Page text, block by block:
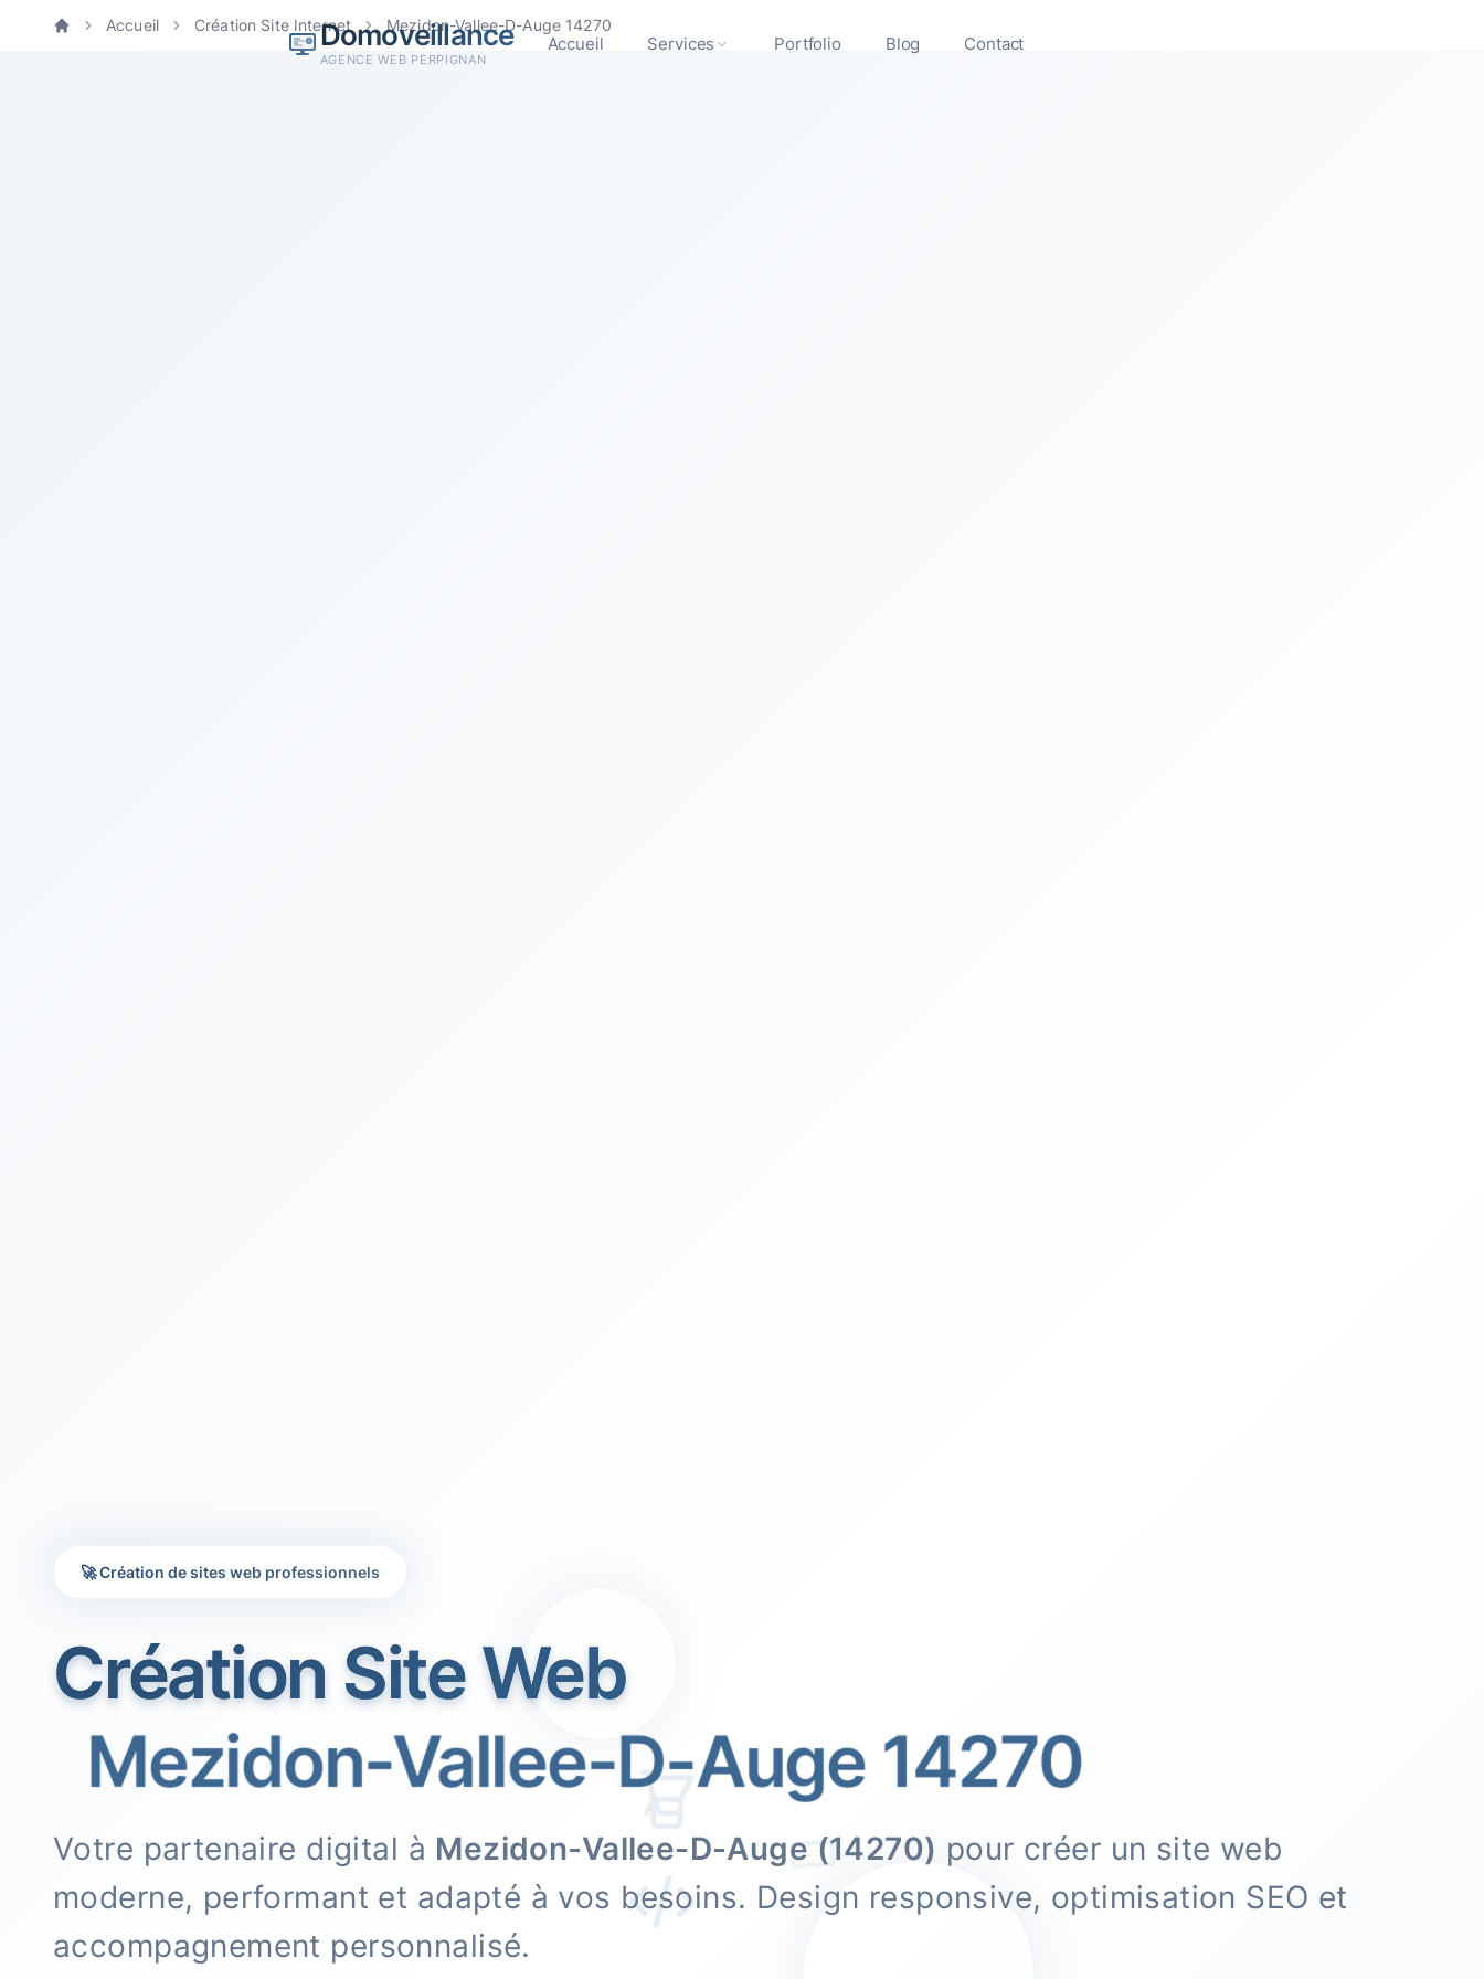
Domoveillance
AGENCE WEB PERPIGNAN
Accueil Services Portfolio Blog Contact
Accueil Création Site Internet Mezidon-Vallee-D-Auge 14270
🚀 Création de sites web professionnels
Création Site Web
Mezidon-Vallee-D-Auge 14270
Votre partenaire digital à Mezidon-Vallee-D-Auge (14270) pour créer un site web
moderne, performant et adapté à vos besoins. Design responsive, optimisation SEO et
accompagnement personnalisé.